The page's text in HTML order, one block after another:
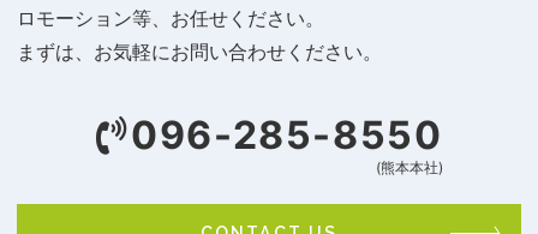
ロモーション等、お任せください。
まずは、お気軽にお問い合わせください。
096-285-8550
(熊本本社)